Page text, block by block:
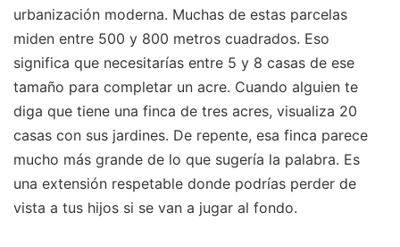
urbanización moderna. Muchas de estas parcelas
miden entre 500 y 800 metros cuadrados. Eso
significa que necesitarías entre 5 y 8 casas de ese
tamaño para completar un acre. Cuando alguien te
diga que tiene una finca de tres acres, visualiza 20
casas con sus jardines. De repente, esa finca parece
mucho más grande de lo que sugería la palabra. Es
una extensión respetable donde podrías perder de
vista a tus hijos si se van a jugar al fondo.